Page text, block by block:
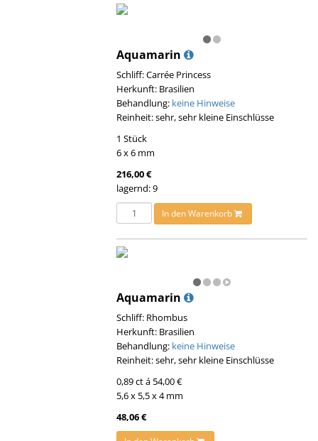
Aquamarin
Schliff: Carrée Princess
Herkunft: Brasilien
Behandlung: keine Hinweise
Reinheit: sehr, sehr kleine Einschlüsse
1 Stück
6 x 6 mm
216,00 €
lagernd: 9
In den Warenkorb
Aquamarin
Schliff: Rhombus
Herkunft: Brasilien
Behandlung: keine Hinweise
Reinheit: sehr, sehr kleine Einschlüsse
0,89 ct á 54,00 €
5,6 x 5,5 x 4 mm
48,06 €